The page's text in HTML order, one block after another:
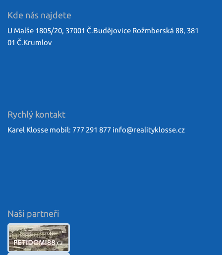
Kde nás najdete
U Malše 1805/20, 37001 Č.Budějovice Rožmberská 88, 381
01 Č.Krumlov
Rychlý kontakt
Karel Klosse mobil: 777 291 877 info@realityklosse.cz
Naši partneři